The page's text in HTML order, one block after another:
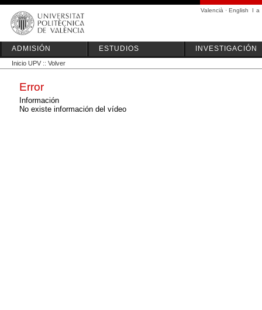
Valencià · English I a
ADMISIÓN ESTUDIOS INVESTIGACIÓN
Inicio UPV :: Volver
Error
Información
No existe información del vídeo